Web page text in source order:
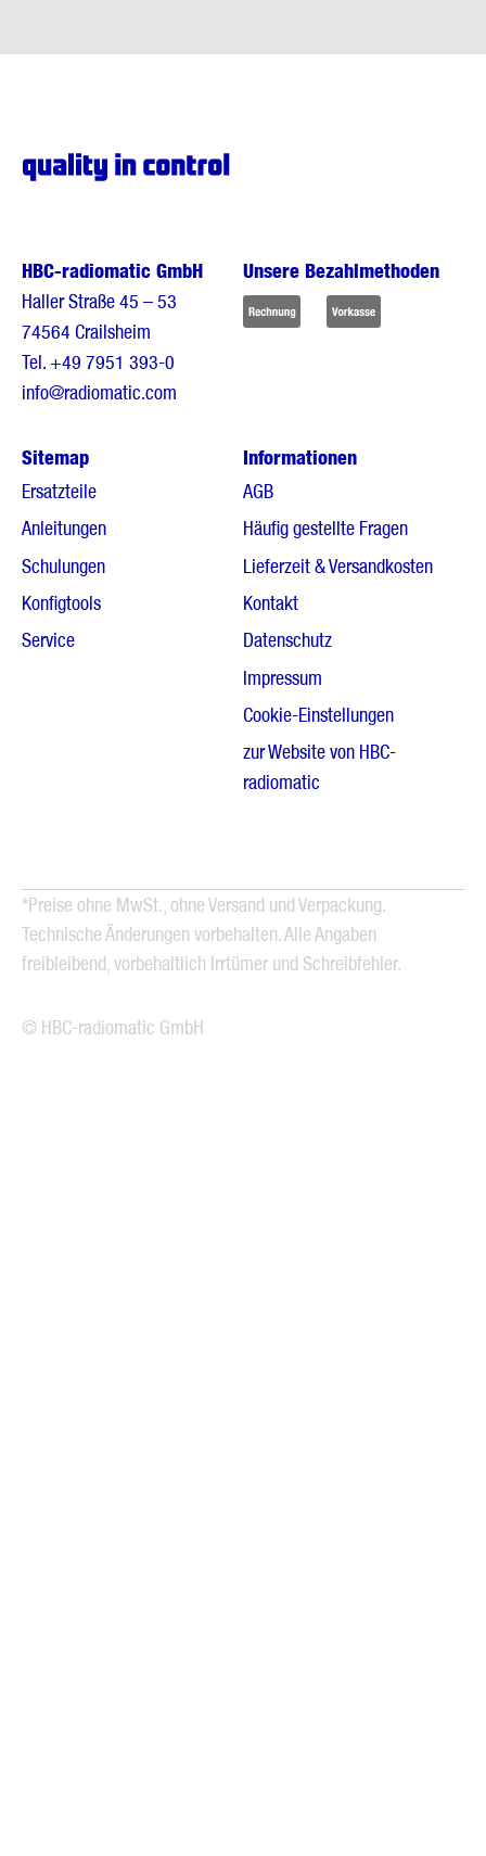
HBC-radiomatic GmbH
Haller Straße 45 – 53
74564 Crailsheim
Tel.+49 7951 393-0
info@radiomatic.com
Unsere Bezahlmethoden
Sitemap
Ersatzteile
Anleitungen
Schulungen
Konfigtools
Service
Informationen
AGB
Häufig gestellte Fragen
Lieferzeit & Versandkosten
Kontakt
Datenschutz
Impressum
Cookie-Einstellungen
zur Website von HBC-
radiomatic
*Preise ohne MwSt., ohne Versand und Verpackung.
Technische Änderungen vorbehalten. Alle Angaben
freibleibend, vorbehaltlich Irrtümer und Schreibfehler.
© HBC-radiomatic GmbH